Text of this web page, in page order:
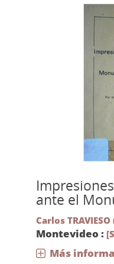
ante el
Carlos
Montevideo :
Más